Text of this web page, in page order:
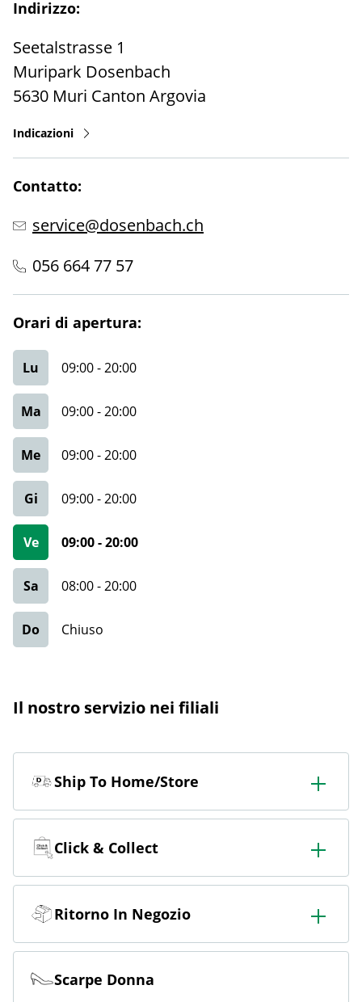
Indirizzo:
Seetalstrasse 1
Muripark Dosenbach
5630 Muri Canton Argovia
Indicazioni
Contatto:
service@dosenbach.ch
056 664 77 57
Orari di apertura:
Lu 09:00-20:00
Ma 09:00-20:00
Me 09:00-20:00
Gi 09:00-20:00
Ve 09:00-20:00
Sa 08:00-20:00
Do Chiuso
Il nostro servizio nei filiali
Ship To Home/Store
Ordinate in negozio e fatevelo consegnare in negozio o
a casa.
Click & Collect
Ordina online e ritira gratuitamente in negozio.
Ritorno In Negozio
Ordinate online e restituite gratuitamente in negozio.
Scarpe Donna